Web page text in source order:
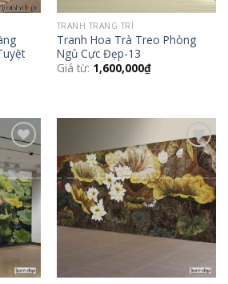
TRANH TRANG TRÍ
Tranh Hoa Trà Treo Phòng
Ngủ Cực Đẹp-13
Giá từ: 1,600,000₫
Add to
Add to
Wishlist